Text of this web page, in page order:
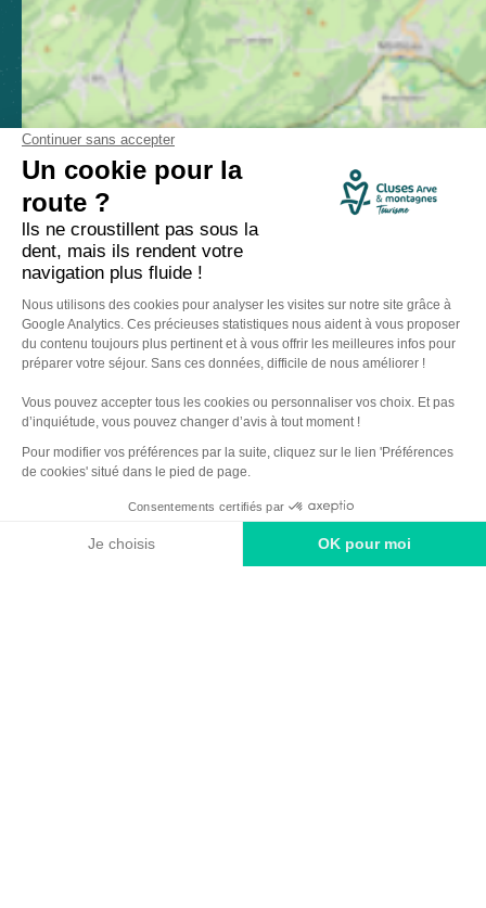
Toutes les brochures
Comment venir ?
byIRIS Interactive